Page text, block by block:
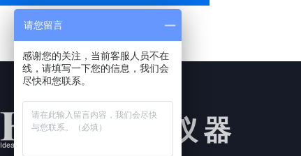
禾一仪器
请您留言
感谢您的关注，当前客服人员不在
线，请填写一下您的信息，我们会
尽快和您联系。